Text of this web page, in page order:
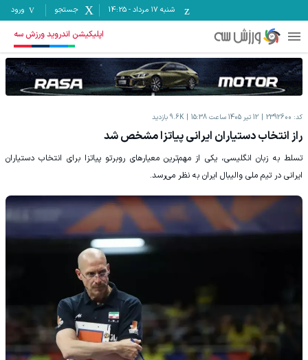
شنبه ۱۷ مرداد -
14:25 جستجو ورود
اپلیکیشن اندروید ورزش سه
کد: 2392600 12 تیر 1405 ساعت 15:38 9.6K بازدید
راز انتخاب دستیاران ایرانی پیاتزا مشخص شد
تسلط به زبان انگلیسی، یکی از مهم‌ترین معیارهای روبرتو پیاتزا برای انتخاب دستیاران
ایرانی در تیم ملی والیبال ایران به نظر می‌رسد.